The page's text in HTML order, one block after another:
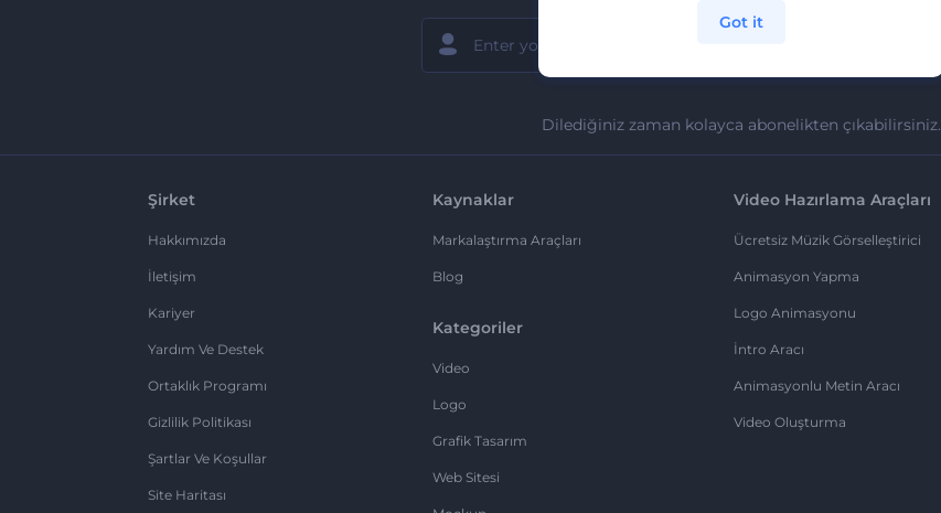
Dilediğiniz zaman kolayca abonelikten çıkabilirsiniz.
Şirket
Hakkımızda
İletişim
Kariyer
Yardım Ve Destek
Ortaklık Programı
Gizlilik Politikası
Şartlar Ve Koşullar
Site Haritası
Kaynaklar
Markalaştırma Araçları
Blog
Kategoriler
Video
Logo
Grafik Tasarım
Web Sitesi
Video Hazırlama Araçları
Ücretsiz Müzik Görselleştirici
Animasyon Yapma
Logo Animasyonu
İntro Aracı
Animasyonlu Metin Aracı
Video Oluşturma
Got it